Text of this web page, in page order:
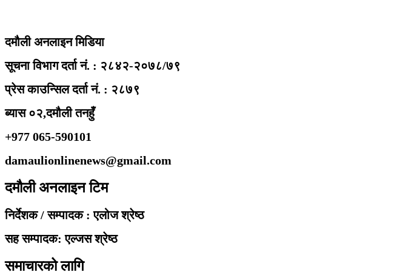
दमौली अनलाइन मिडिया
सूचना विभाग दर्ता नं. : २८४२-२०७८/७९
प्रेस काउन्सिल दर्ता नं. : २८७९
ब्यास ०२,दमौली तनहुँ
+977 065-590101
damaulionlinenews@gmail.com
दमौली अनलाइन टिम
निर्देशक / सम्पादक : एलोज श्रेष्ठ
सह सम्पादक: एल्जस श्रेष्ठ
समाचारको लागि